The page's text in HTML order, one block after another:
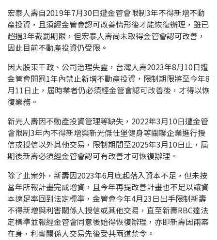
宏泰人壽自2019年7月30日遭金管會限制3年不得新增不動
產投資，且須經金管會認可改善情形後才能恢復辦理，雖已
超過3年裁罰期限，但宏泰人壽尚未取得金管會認可改善，
因此目前不動產投資仍受限。
因大股東干政、公司治理失靈，台灣人壽2023年8月10日遭
金管會開罰1年內禁止新增不動產投資，限制期限將至今年8
月11日止，屆時業者仍必須經金管會認可改善後，才得以恢
復業務。
新光人壽因不動產投資管理等缺失，2022年3月10日遭金管
會限制3年內不得新增與新光傑仕堡健身等關聯企業進行授
信或授信以外其他交易，限制期間至2025年3月10日止，屆
期後新壽必須經金管會認可有改善才可恢復辦理。
除了此案外，新壽因2023年6月底起落入資本不足，但未按
當年所報計畫完成增資，且今年再提改善計畫也不足以讓資
本適足率回到法定標準，金管會今年4月23日出手限制新壽
不得新增與利害關係人授信或其他交易，直至新壽RBC達法
定標準並報經金管會同意後始得恢復辦理，亦即新壽因兩案
在身，利害關係人交易先後受共兩道禁令。